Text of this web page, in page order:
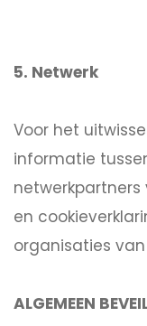
5. Netwerk
Voor het
informatie
netwerkpartners
en
organisaties
ALGEMEEN